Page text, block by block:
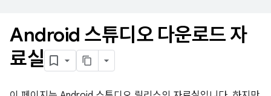
Android 스튜디오 다운로드 자
료실